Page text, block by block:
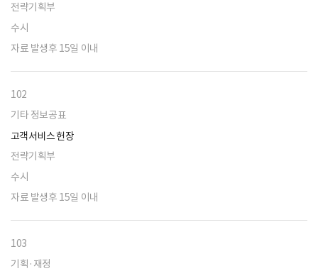
전략기획부
수시
자료 발생후 15일 이내
102
기타 정보공표
고객서비스 헌장
전략기획부
수시
자료 발생후 15일 이내
103
기획·재정